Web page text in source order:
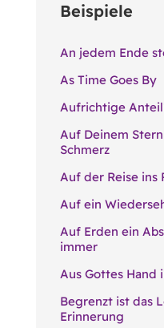
Beispiele
An jedem Ende
As Time Goes By
Aufrichtige
Auf Deinem
Schmerz
Auf der Reise ins
Auf ein
Auf Erden ein
immer
Aus Gottes Hand
Begrenzt ist das
Erinnerung